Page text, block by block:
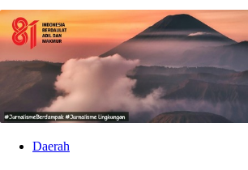
Daerah